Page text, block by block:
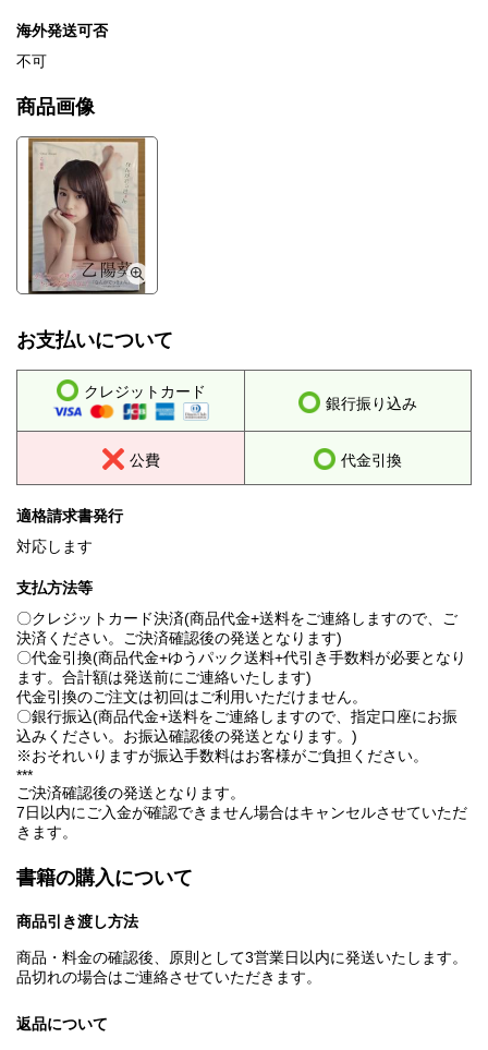
海外発送可否
不可
商品画像
お支払いについて
クレジットカード
銀行振り込み
公費 代金引換
適格請求書発行
対応します
支払方法等
〇クレジットカード決済(商品代金+送料をご連絡しますので、ご
決済ください。ご決済確認後の発送となります)
〇代金引換(商品代金+ゆうパック送料+代引き手数料が必要となり
ます。合計額は発送前にご連絡いたします)
代金引換のご注文は初回はご利用いただけません。
〇銀行振込(商品代金+送料をご連絡しますので、指定口座にお振
込みください。お振込確認後の発送となります。)
※おそれいりますが振込手数料はお客様がご負担ください。
***
ご決済確認後の発送となります。
7日以内にご入金が確認できません場合はキャンセルさせていただ
きます。
書籍の購入について
商品引き渡し方法
商品・料金の確認後、原則として3営業日以内に発送いたします。
品切れの場合はご連絡させていただきます。
返品について